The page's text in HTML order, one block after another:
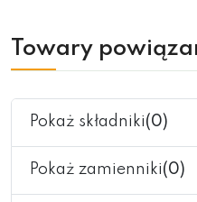
Towary
Pokaż składniki(0)
Pokaż zamienniki(0)